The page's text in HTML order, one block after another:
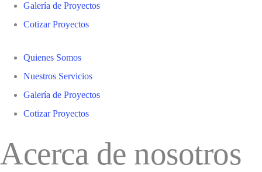
Galería de Proyectos
Cotizar Proyectos
Quienes Somos
Nuestros Servicios
Galería de Proyectos
Cotizar Proyectos
Acerca de nosotros